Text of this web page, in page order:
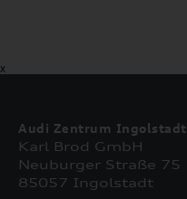
X
Audi Zentrum Ingolstadt
Karl Brod GmbH
Neuburger Straße 75
85057 Ingolstadt